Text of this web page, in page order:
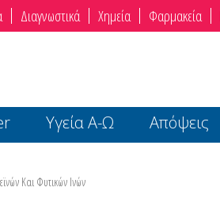
Διαγνωστικά Χημεία Φαρμακεία
Υγεία Α-Ω Απόψεις
Και Φυτικών Ινών